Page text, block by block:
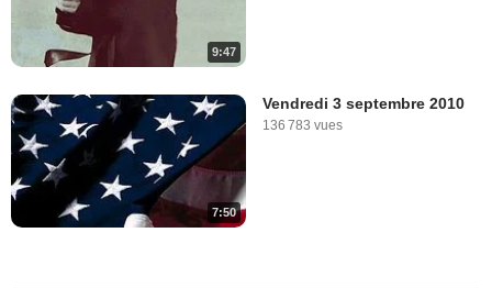
9:47
7:50
Vendredi 3 septembre 2010
136 783 vues